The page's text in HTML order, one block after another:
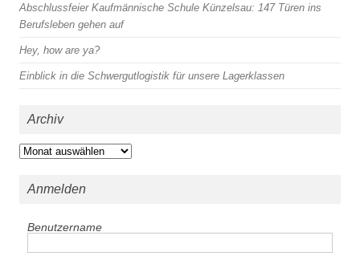
Abschlussfeier Kaufmännische Schule Künzelsau: 147 Türen ins
Berufsleben gehen auf
Hey, how are ya?
Einblick in die Schwergutlogistik für unsere Lagerklassen
Archiv
Archiv
Anmelden
Benutzername